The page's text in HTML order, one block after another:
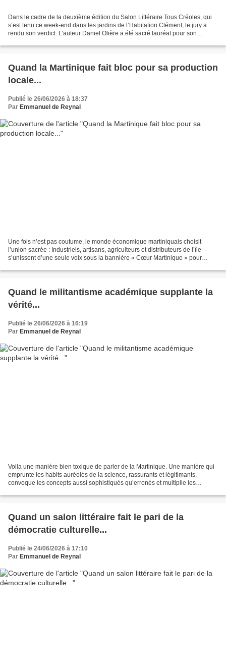
Dans le cadre de la deuxième édition du Salon Littéraire Tous Créoles, qui
s’est tenu ce week-end dans les jardins de l’Habitation Clément, le jury a
rendu son verdict. L'auteur Daniel Olière a été sacré lauréat pour son
Quand la Martinique fait bloc pour sa production
locale...
Publié le 26/06/2026 à 18:37
Par Emmanuel de Reynal
Une fois n’est pas coutume, le monde économique martiniquais choisit
l’union sacrée : Industriels, artisans, agriculteurs et distributeurs de l’île
s’unissent d’une seule voix sous la bannière « Cœur Martinique » pour
Quand le militantisme académique supplante la
vérité...
Publié le 26/06/2026 à 16:19
Par Emmanuel de Reynal
Voila une manière bien toxique de parler de la Martinique. Une manière qui
emprunte les habits auréolés de la science, rassurants et légitimants,
convoque les concepts aussi sophistiqués qu’erronés et multiplie les
Quand un salon littéraire fait le pari de la
démocratie culturelle...
Publié le 24/06/2026 à 17:10
Par Emmanuel de Reynal